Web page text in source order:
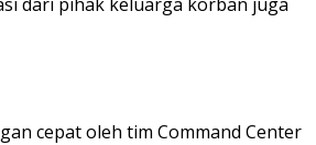
cepat oleh tim Command Center